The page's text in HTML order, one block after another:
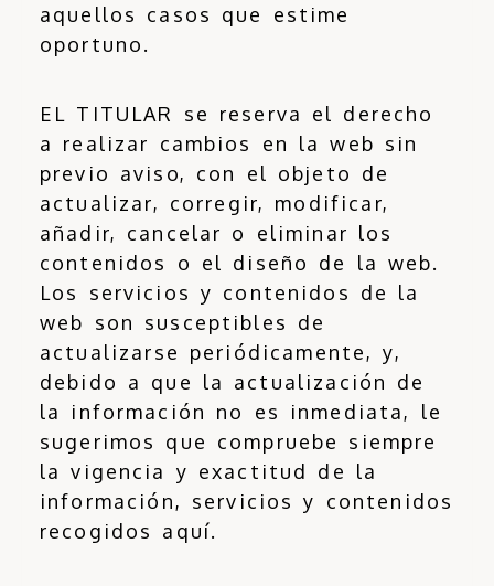
aquellos casos que estime
oportuno.
EL TITULAR se reserva el derecho
a realizar cambios en la web sin
previo aviso, con el objeto de
actualizar, corregir, modificar,
añadir, cancelar o eliminar los
contenidos o el diseño de la web.
Los servicios y contenidos de la
web son susceptibles de
actualizarse periódicamente, y,
debido a que la actualización de
la información no es inmediata, le
sugerimos que compruebe siempre
la vigencia y exactitud de la
información, servicios y contenidos
recogidos aquí.